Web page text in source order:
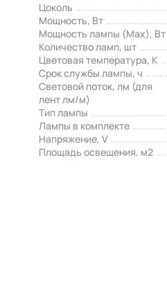
Цоколь
Мощность, Вт
Мощность лампы (Max), Вт
Количество ламп, шт
Цветовая температура, К
Срок службы лампы, ч
Световой поток, лм (для
лент лм/м)
Тип лампы
Лампы в комплекте
Напряжение, V
Площадь освещения, м2